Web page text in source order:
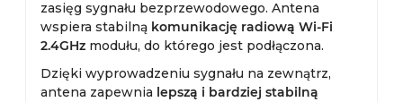
zasięg sygnału bezprzewodowego. Antena
wspiera stabilną komunikację radiową Wi-Fi
2.4GHz modułu, do którego jest podłączona.
Dzięki wyprowadzeniu sygnału na zewnątrz,
antena zapewnia lepszą i bardziej stabilną